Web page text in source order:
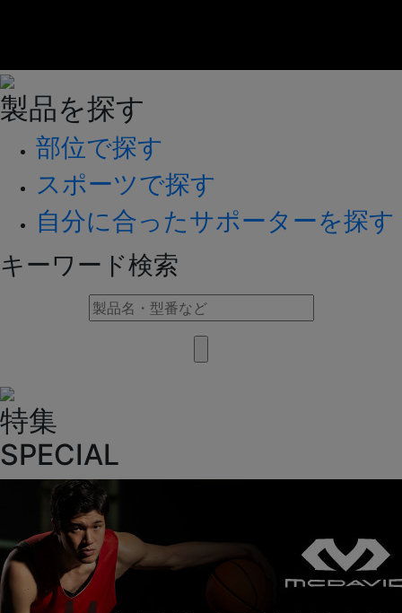
製品を探す
部位で探す
スポーツで探す
自分に合ったサポーターを探す
キーワード検索
特集
SPECIAL